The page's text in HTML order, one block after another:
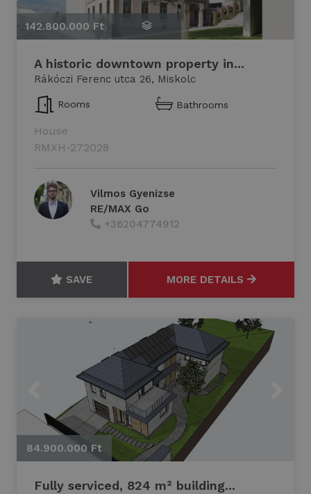
142.800.000 Ft
A historic downtown property in...
Rákóczi Ferenc utca 26, Miskolc
Rooms Bathrooms
House
RMXH-272028
Vilmos Gyenizse
RE/MAX Go
+36204774912
SAVE MORE DETAILS
Previous
84.900.000 Ft
Fully serviced, 824 m² building...